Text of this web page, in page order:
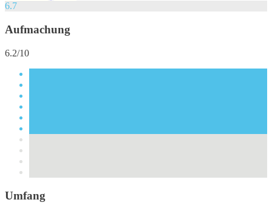
6.7
Aufmachung
6.2/10
Umfang